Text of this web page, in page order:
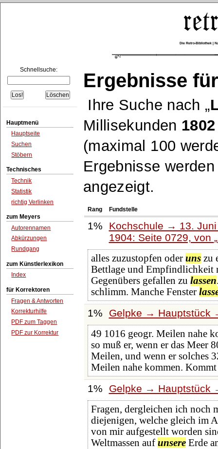
Die Retro-Bibliothek |
Schnellsuche:
Hauptmenü
Hauptseite
Suchen
Stöbern
Technisches
Technik
Statistik
richtig Verlinken
zum Meyers
Autorennamen
Abkürzungen
Rundgang
zum Künstlerlexikon
Index
für Korrektoren
Fragen & Antworten
Korrekturhilfe
PDF zum Taggen
PDF zur Korrektur
Ergebnisse
Ihre Suche nach
Millisekunden 1802
(maximal 100
Ergebnisse
angezeigt.
Rang Fundstelle
1%
Kochschule → 13.
1904: Seite 0729, von
alles zuzustopfen oder unszu
Bettlage und Empfindlichkeit
Gegenübers gefallen zu lassen
schlimm. Manche Fenster
1% Gelpke → Hauptstück
49 1016 geogr. Meilen nahe
so muß er, wenn er das Meer
Meilen, und wenn er solches
Meilen nahe kommen. Kommt
1% Gelpke → Hauptstück
Fragen, dergleichen ich noch
diejenigen, welche gleich im
von mir aufgestellt worden
Weltmassen auf unsereErde